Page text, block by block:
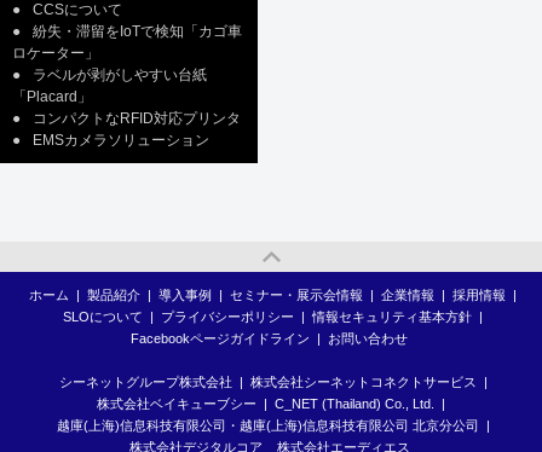
●
CCSについて
●
紛失・滞留をIoTで検知「カゴ車
ロケーター」
●
ラベルが剥がしやすい台紙
「Placard」
●
コンパクトなRFID対応プリンタ
●
EMSカメラソリューション
ホーム | 製品紹介 | 導入事例 | セミナー・展示会情報 | 企業情報 | 採用情報
|
SLOについて
| プライバシーポリシー | 情報セキュリティ基本方針 |
Facebookページガイドライン
| お問い合わせ
シーネットグループ株式会社 | 株式会社シーネットコネクトサービス
|
株式会社ベイキューブシー
| C_NET (Thailand) Co., Ltd.
|
越庫(上海)信息科技有限公司・越庫(上海)信息科技有限公司 北京分公司
|
株式会社デジタルコア
株式会社エーディエス